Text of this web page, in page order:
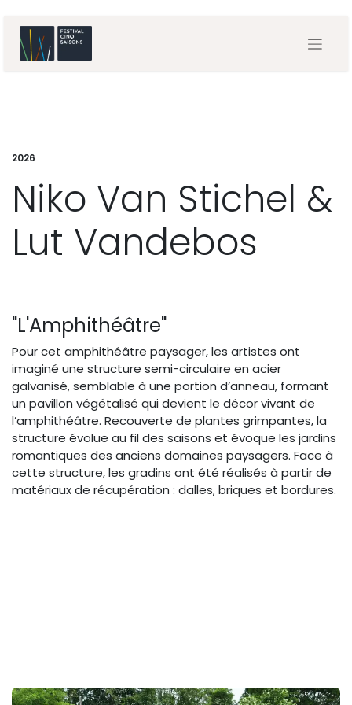
2026
Niko Van Stichel &
Lut Vandebos
"L'Amphithéâtre"
Pour cet amphithéâtre paysager, les artistes ont
imaginé une structure semi-circulaire en acier
galvanisé, semblable à une portion d’anneau, formant
un pavillon végétalisé qui devient le décor vivant de
l’amphithéâtre. Recouverte de plantes grimpantes, la
structure évolue au fil des saisons et évoque les jardins
romantiques des anciens domaines paysagers. Face à
cette structure, les gradins ont été réalisés à partir de
matériaux de récupération : dalles, briques et bordures.